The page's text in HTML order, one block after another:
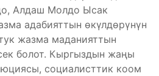
Алдаш Молдо Ысак
адабияттын өкүлдөрүнүн
жазма маданияттын
болот. Кыргыздын жаңы
социалисттик коом